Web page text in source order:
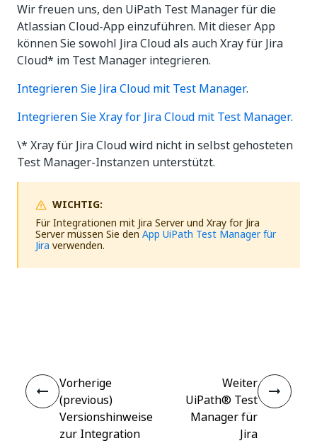
Wir freuen uns, den UiPath Test Manager für die
Atlassian Cloud-App einzuführen. Mit dieser App
können Sie sowohl Jira Cloud als auch Xray für Jira
Cloud* im Test Manager integrieren.
Integrieren Sie Jira Cloud mit Test Manager.
Integrieren Sie Xray for Jira Cloud mit Test Manager.
\* Xray für Jira Cloud wird nicht in selbst gehosteten
Test Manager-Instanzen unterstützt.
WICHTIG:
Für Integrationen mit Jira Server und Xray for Jira
Server müssen Sie den App UiPath Test Manager für
Jira verwenden.
Vorherige
(previous)
Versionshinweise
zur Integration
Weiter
UiPath® Test
Manager für
Jira